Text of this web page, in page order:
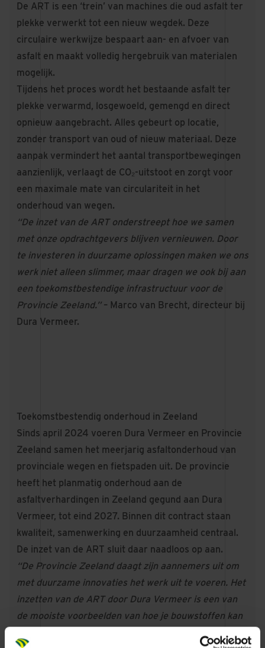
De ART is een ‘trein’ van machines die oud asfalt ter
plekke verwerkt tot een nieuw wegdek. Deze
circulaire werkwijze bespaart aan- en afvoer van
asfalt en maakt volledig hergebruik van materialen
mogelijk.
Tijdens het proces wordt het bestaande asfalt ter
plekke verwarmd, losgewoeld, gemengd en direct
opnieuw aangebracht. Alles gebeurt op locatie,
zonder transport van oud of nieuw materiaal. Deze
aanpak vermindert het aantal transportbewegingen
aanzienlijk, verlaagt de CO₂-uitstoot en zorgt voor
een maximale mate van circulariteit in het
onderhoud van wegen.
“De inzet van de ART onderstreept hoe we samen
met onze opdrachtgevers blijven vernieuwen. Door
te investeren in duurzame oplossingen maken we ons
werk niet alleen slimmer, maar dragen we ook bij aan
een toekomstbestendige infrastructuur voor de
Provincie Zeeland.”– Marco van Brecht, directeur bij
Dura Vermeer.
Toekomstbestendig onderhoud in Zeeland
Sinds april 2024 voeren Dura Vermeer en Provincie
Zeeland samen het meerjarig asfaltonderhoud van
provinciale wegen en fietspaden uit. De provincie
heeft het planmatig onderhoud aan de
asfaltverhardingen in Zeeland gegund aan Dura
Vermeer, tot eind 2027. Binnen dit contract staan
kwaliteit, samenwerking en duurzaamheid centraal.
De inzet van de ART sluit daar naadloos op aan.
“De Provincie Zeeland daagt zijn aannemers uit om
met duurzame innovaties het werk uit te voeren. Het
inzetten van de ART door Dura Vermeer is een van
de mooiste voorbeelden van hoe je bouwstoffen kan